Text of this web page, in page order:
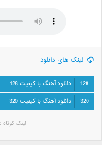
لینک های دانلود
128
دانلود آهنگ با کیفیت 128
320
دانلود آهنگ با کیفیت 320
لینک کوتاه‌ :